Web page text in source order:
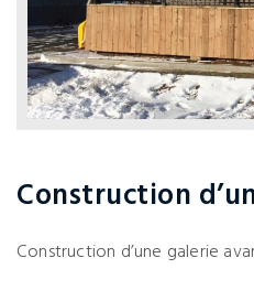
Construction
Construction d’une galerie